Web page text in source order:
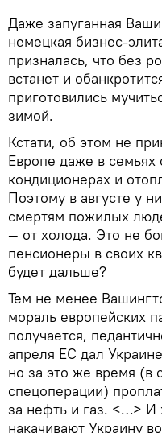
Даже запуганная
немецкая бизнес-
призналась, что без
встанет и
приготовились
зимой.
Кстати, об этом не
Европе даже в семьях
кондиционерах и
Поэтому в августе у
смертям пожилых
— от холода. Это не
пенсионеры в своих
будет дальше?
Тем не менее
мораль европейских
получается,
апреля ЕС дал
но за это же время (в
спецоперации)
за нефть и газ. <…> И
накачивают Украину